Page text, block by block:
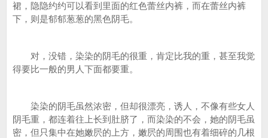
裙，隐隐约约可以看到里面的红色蕾丝内裤，而在蕾丝内裤
下，则是郁郁葱葱的黑色阴毛。
对，没错，染染的阴毛的很重，肯定比我的重，甚至我觉
得要比一般的男人下面都要重。
染染的阴毛虽然浓密，但却很漂亮，诱人，不像有些女人
阴毛重，都连着往上长到肚脐了，而染染的不会，她的阴毛虽
密，但只集中在她嫩屄的上方，嫩屄的周围也有着细碎的几根